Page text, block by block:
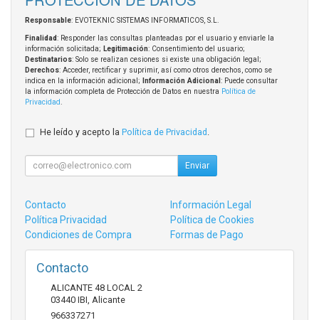
Responsable: EVOTEKNIC SISTEMAS INFORMATICOS, S.L.
Finalidad: Responder las consultas planteadas por el usuario y enviarle la
información solicitada; Legitimación: Consentimiento del usuario;
Destinatarios: Solo se realizan cesiones si existe una obligación legal;
Derechos: Acceder, rectificar y suprimir, así como otros derechos, como se
indica en la información adicional;
Información Adicional : Puede consultar
la información completa de Protección de Datos en nuestra Política de
Privacidad
He leído y acepto la Política de Privacidad .
Enviar
Contacto
Información Legal
Política Privacidad
Política de Cookies
Condiciones de Compra
Formas de Pago
Contacto
ALICANTE 48 LOCAL 2
03440 IBI, Alicante
966337271